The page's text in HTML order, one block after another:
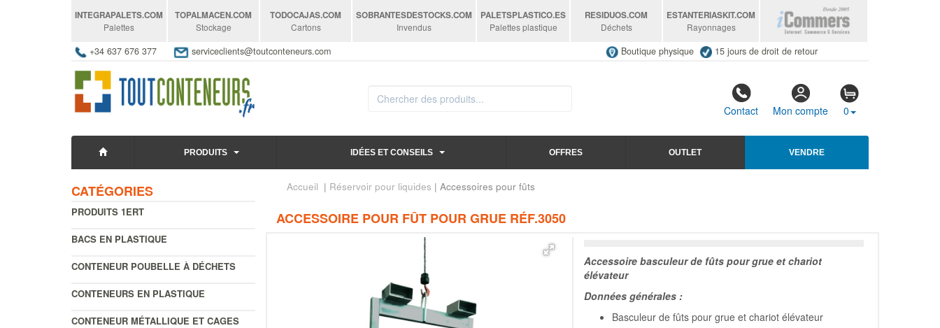
INTEGRAPALETS.COM
Palettes
TOPALMACEN.COM
Stockage
TODOCAJAS.COM
Cartons
SOBRANTESDESTOCKS.COM
Invendus
PALETSPLASTICO.ES
Palettes plastique
RESIDUOS.COM
Déchets
ESTANTERIASKIT.COM
Rayonnages
+34 637 676 377 serviceclients@toutconteneurs.com Boutique physique 15 jours de droit de retour
Contact Mon compte 0
PRODUITS IDÉES ET CONSEILS OFFRES OUTLET VENDRE
CATÉGORIES
PRODUITS 1ERT
BACS EN PLASTIQUE
CONTENEUR POUBELLE À DÉCHETS
CONTENEURS EN PLASTIQUE
CONTENEUR MÉTALLIQUE ET CAGES
Accueil | Réservoir pour liquides | Accessoires pour fûts
ACCESSOIRE POUR FÛT POUR GRUE RÉF.3050
Accessoire basculeur de fûts pour grue et chariot
élévateur
Données générales :
Basculeur de fûts pour grue et chariot élévateur